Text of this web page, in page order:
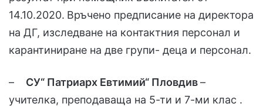
14.10.2020. Връчено предписание на директора
на ДГ, изследване на контактния персонал и
карантиниране на две групи- деца и персонал.
– СУ“ Патриарх Евтимий“ Пловдив–
учителка, преподаваща на 5-ти и 7-ми клас .